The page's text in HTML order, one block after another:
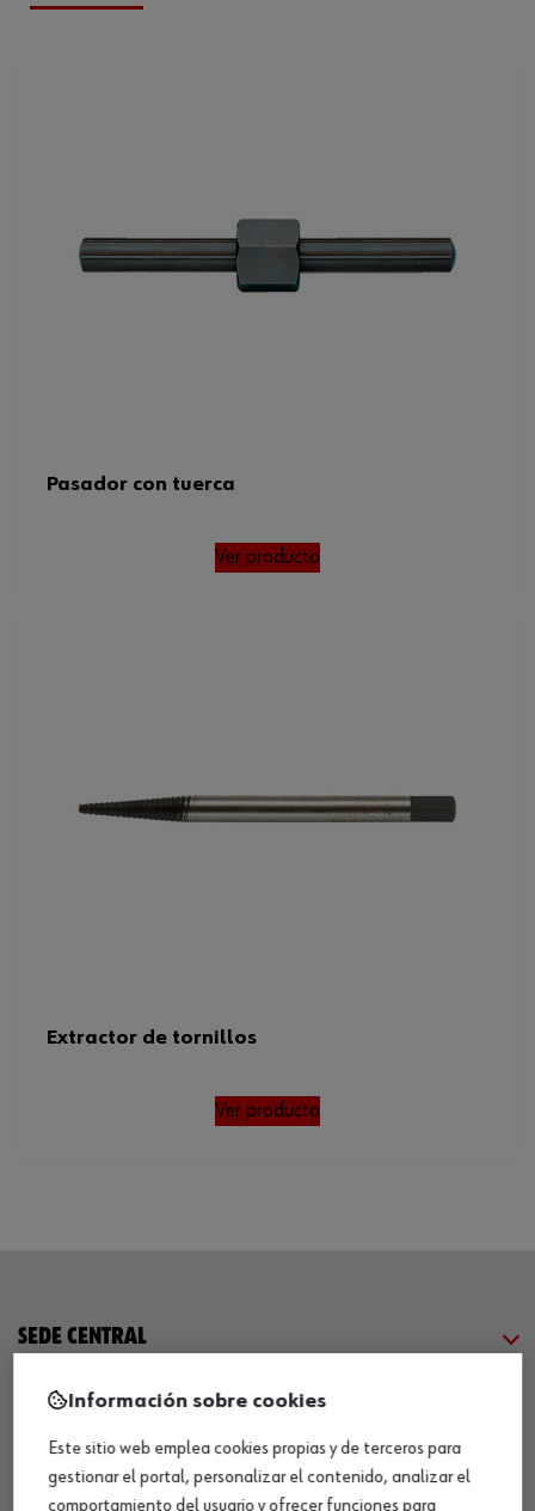
Pasador con tuerca
Ver producto
Extractor de tornillos
Ver producto
SEDE CENTRAL
CENTRO LOGÍSTICO / MUSEO
SOBRE WÜRTH
Información sobre cookies
Este sitio web emplea cookies propias y de terceros para
gestionar el portal, personalizar el contenido, analizar el
comportamiento del usuario y ofrecer funciones para